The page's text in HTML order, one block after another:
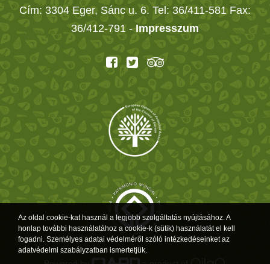
Cím: 3304 Eger, Sánc u. 6. Tel: 36/411-581 Fax:
36/412-791 - Impresszum
Az oldal cookie-kat használ a legjobb szolgáltatás nyújtásához. A
honlap további használatához a cookie-k (sütik) használatát el kell
fogadni. Személyes adatai védelméről szóló intézkedéseinket az
adatvédelmi szabályzatban ismertetjük.